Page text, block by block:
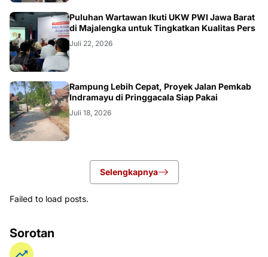
Puluhan Wartawan Ikuti UKW PWI Jawa Barat
di Majalengka untuk Tingkatkan Kualitas Pers
Juli 22, 2026
LOKAL
Rampung Lebih Cepat, Proyek Jalan Pemkab
Indramayu di Pringgacala Siap Pakai
Juli 18, 2026
Selengkapnya
Failed to load posts.
Sorotan